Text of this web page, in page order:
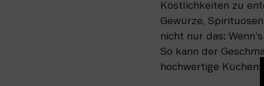
Köstlichkeiten zu
Gewürze,
nicht nur das:
So kann der
hochwertige